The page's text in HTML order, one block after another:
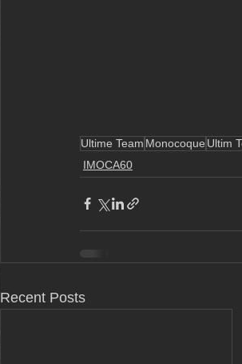
Ultime Team Monocoque Ultim
IMOCA60
Recent Posts